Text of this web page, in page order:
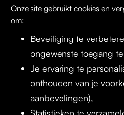
Onze site gebruikt cookies en
om:
Beveiliging te
ongewenste toegang
Je ervaring te
onthouden van je
aanbevelingen),
Statistieken te